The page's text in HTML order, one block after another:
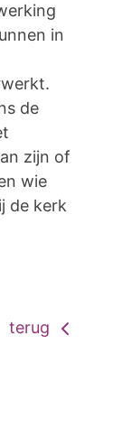
in
de
zijn of
wie
de kerk
terug